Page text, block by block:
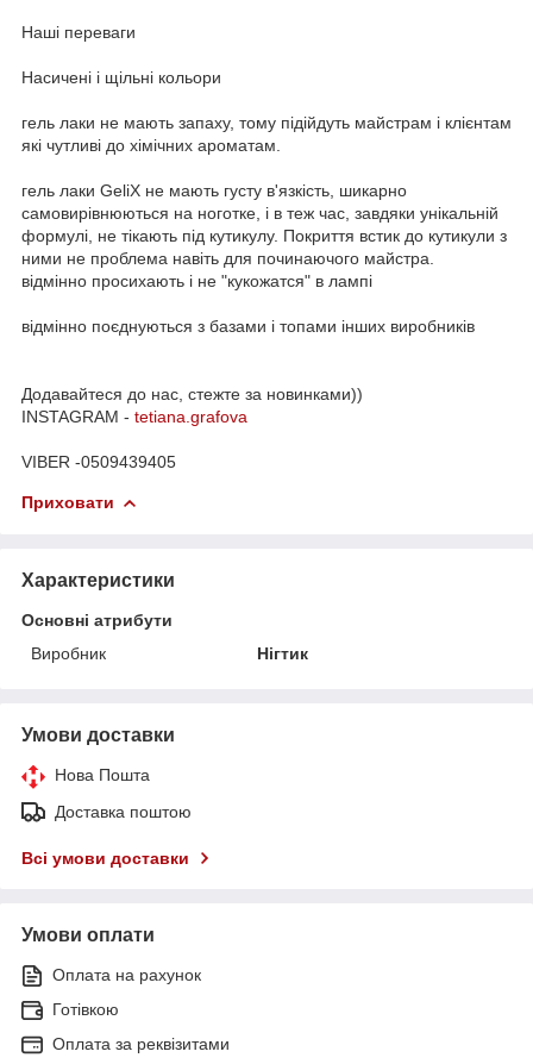
Наші переваги
Насичені і щільні кольори
гель лаки не мають запаху, тому підійдуть майстрам і клієнтам
які чутливі до хімічних ароматам.
гель лаки GeliX не мають густу в'язкість, шикарно
самовирівнюються на ноготке, і в теж час, завдяки унікальній
формулі, не тікають під кутикулу. Покриття встик до кутикули з
ними не проблема навіть для починаючого майстра.
відмінно просихають і не "кукожатся" в лампі
відмінно поєднуються з базами і топами інших виробників
Додавайтеся до нас, стежте за новинками))
INSTAGRAM - tetiana.grafova
VIBER -0509439405
Приховати
Характеристики
Основні атрибути
Виробник
Нігтик
Умови доставки
Нова Пошта
Доставка поштою
Всі умови доставки
Умови оплати
Оплата на рахунок
Готівкою
Оплата за реквізитами